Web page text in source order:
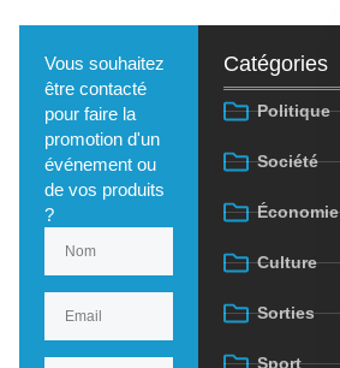
Vous souhaitez
être contacté
pour faire la
promotion d'un
événement ou
de vos produits
?
Catégories
Politique
Société
Économie
Culture
Sorties
Sport